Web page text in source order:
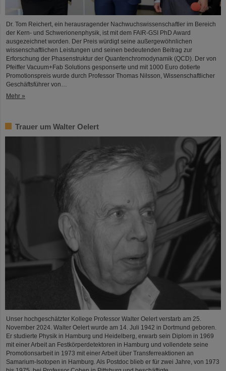
Dr. Tom Reichert, ein herausragender Nachwuchswissenschaftler im Bereich
der Kern- und Schwerionenphysik, ist mit dem FAIR-GSI PhD Award
ausgezeichnet worden. Der Preis würdigt seine außergewöhnlichen
wissenschaftlichen Leistungen und seinen bedeutenden Beitrag zur
Erforschung der Phasenstruktur der Quantenchromodynamik (QCD). Der von
Pfeiffer Vacuum+Fab Solutions gesponserte und mit 1000 Euro dotierte
Promotionspreis wurde durch Professor Thomas Nilsson, Wissenschaftlicher
Geschäftsführer von…
Mehr »
Trauer um Walter Oelert
Unser hochgeschätzter Kollege Professor Walter Oelert verstarb am 25.
November 2024. Walter Oelert wurde am 14. Juli 1942 in Dortmund geboren.
Er studierte Physik in Hamburg und Heidelberg, erwarb sein Diplom in 1969
mit einer Arbeit an Festkörperdetektoren in Hamburg und vollendete seine
Promotionsarbeit in 1973 mit einer Arbeit über Transferreaktionen an
Samarium-Isotopen in Hamburg. Als Postdoc blieb er für zwei Jahre, von 1973